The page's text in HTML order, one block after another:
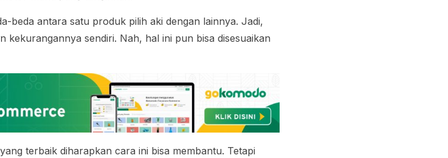
beda antara satu produk pilih aki dengan lainnya. Jadi,
kekurangannya sendiri. Nah, hal ini pun bisa disesuaikan
terbaik diharapkan cara ini bisa membantu. Tetapi